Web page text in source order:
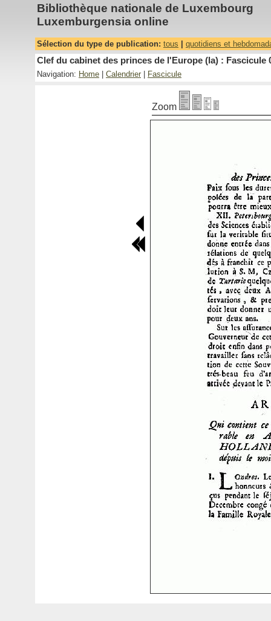
Bibliothèque nationale de Luxembourg
Luxemburgensia online
Sélection du type de publication: tous quotidiens et
Clef du cabinet des princes de l'Europe (la) : Fascicule
Navigation: Home Calendrier Fascicule
Zoom